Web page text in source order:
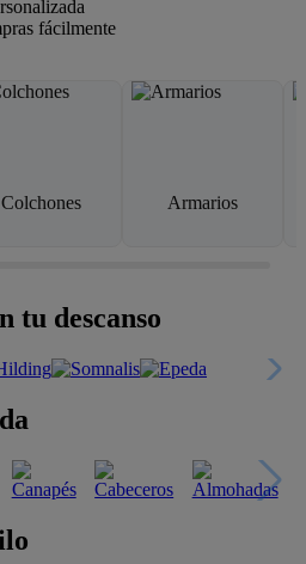
fácilmente
Colchones Armarios
tu descanso